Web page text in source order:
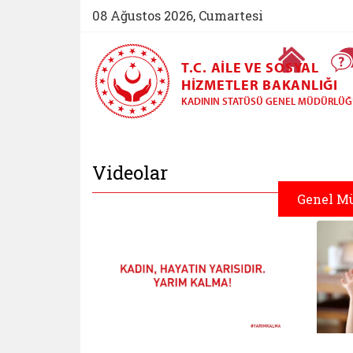
08 Ağustos 2026, Cumartesi
Ana Sayfa
T.C. AILE VE SOSYAL
HIZMETLER BAKANLIĞI
KADININ STATÜSÜ GENEL
Genel
Kadının Statüsü
Videolar